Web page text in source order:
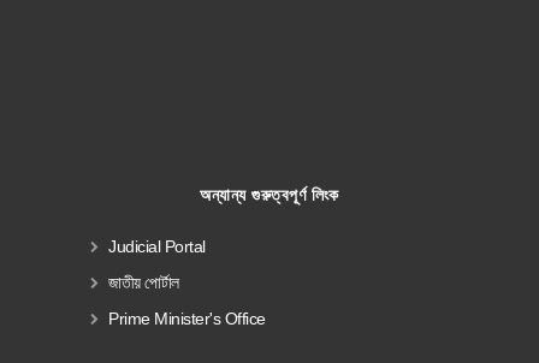
অন্যান্য গুরুত্বপূর্ণ লিংক
Judicial Portal
জাতীয় পোর্টাল
Prime Minister's Office